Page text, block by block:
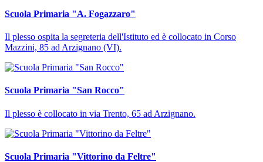
Scuola Primaria "A. Fogazzaro"
Il plesso ospita la segreteria dell'Istituto ed è collocato in Corso
Mazzini, 85 ad Arzignano (VI).
Scuola Primaria "San Rocco"
Il plesso è collocato in via Trento, 65 ad Arzignano.
Scuola Primaria "Vittorino da Feltre"